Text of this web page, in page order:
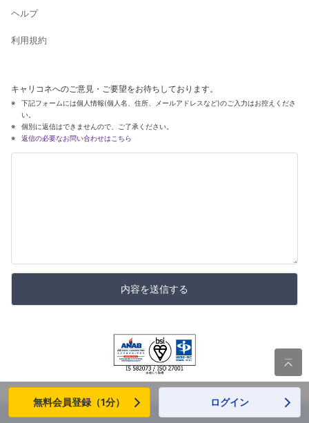
ヘルプ
利用規約
キャリコネへのご意見・ご要望をお待ちしております。
下記フォームには個人情報(個人名、住所、メールアドレスなど)のご入力はお控えくださ
い。
個別に返信はできませんので、ご了承ください。
返信の必要なお問い合わせはこちら
内容を送信する

無料会員登録（1分） ログイン